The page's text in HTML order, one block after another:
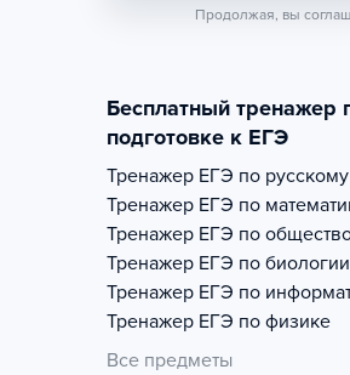
Продолжая, вы
Бесплатный тренажер
подготовке к ЕГЭ
Тренажер ЕГЭ по
Тренажер ЕГЭ по
Тренажер ЕГЭ по
Тренажер ЕГЭ по биологии
Тренажер ЕГЭ по
Тренажер ЕГЭ по физике
Все предметы